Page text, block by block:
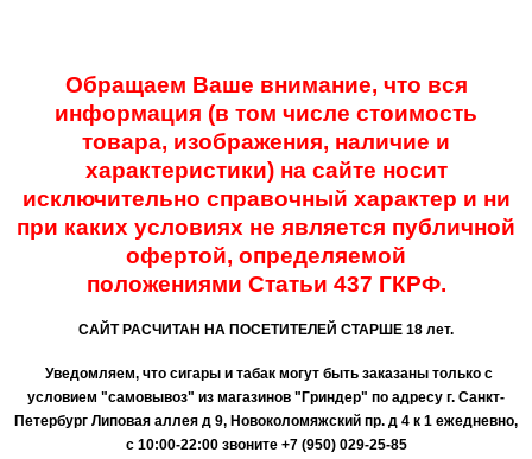
Обращаем Ваше внимание, что вся
информация (в том числе стоимость
товара, изображения, наличие и
характеристики) на сайте носит
исключительно справочный характер и ни
при каких условиях не является публичной
офертой, определяемой
положениями Статьи 437 ГКРФ.
САЙТ РАСЧИТАН НА ПОСЕТИТЕЛЕЙ СТАРШЕ 18 лет.
Уведомляем, что сигары и табак могут быть заказаны только с
условием "самовывоз" из магазинов "Гриндер" по адресу г. Санкт-
Петербург Липовая аллея д 9, Новоколомяжский пр. д 4 к 1 ежедневно,
с 10:00-22:00 звоните +7 (950) 029-25-85